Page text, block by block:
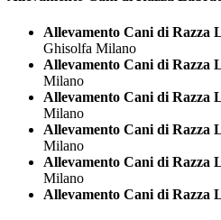
Allevamento Cani di Razza
Ghisolfa Milano
Allevamento Cani di Razza
Milano
Allevamento Cani di Razza
Milano
Allevamento Cani di Razza
Milano
Allevamento Cani di Razza
Milano
Allevamento Cani di Razza